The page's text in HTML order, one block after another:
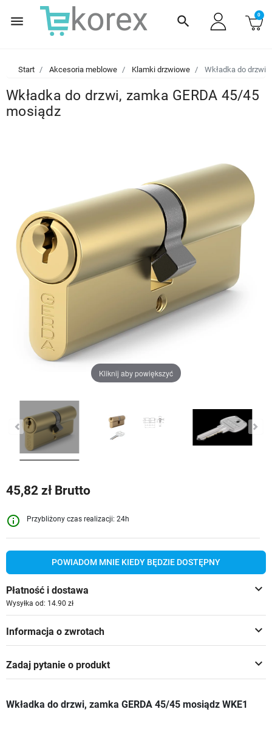
menu search 0
Start Akcesoria meblowe Klamki drzwiowe Wkładka do drzwi,
Wkładka do drzwi, zamka GERDA 45/45
mosiądz
Kliknij aby powiększyć
45,82 zł Brutto
info_outline Przybliżony czas realizacji: 24h
POWIADOM MNIE KIEDY BĘDZIE DOSTĘPNY
keyboard_arrow_down
Płatność i dostawa
Wysyłka od: 14.90 zł
keyboard_arrow_down
Informacja o zwrotach
keyboard_arrow_down
Zadaj pytanie o produkt
Wkładka do drzwi, zamka GERDA 45/45 mosiądz WKE1